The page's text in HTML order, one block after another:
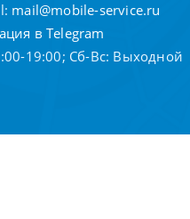
mail@mobile-service.ru
в Telegram
19:00; Сб-Вс: Выходной